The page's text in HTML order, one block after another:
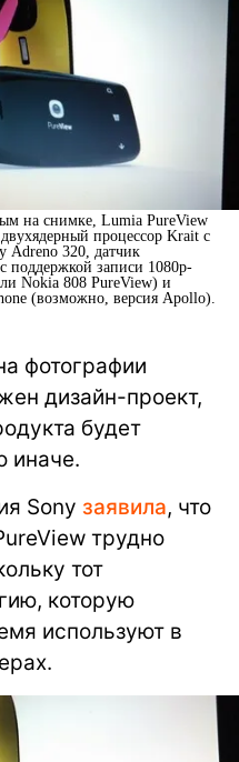
на снимке, Lumia PureView
процессор Krait с
Adreno 320, датчик
поддержкой записи 1080р-
Nokia 808 PureView) и
(возможно, версия Apollo).
фотографии
дизайн-проект,
будет
иначе.
Sony заявила, что
трудно
тот
которую
используют в